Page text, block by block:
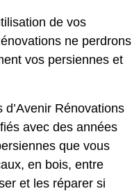
de vos
ne perdrons
vos persiennes et
Rénovations
avec des années
que vous
en bois, entre
et les réparer si